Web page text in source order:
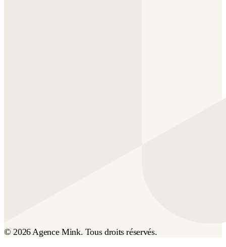
© 2026 Agence Mink. Tous droits réservés.